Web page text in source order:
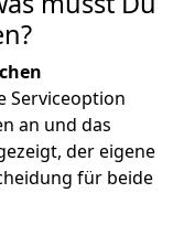
Serviceoption
an und das
der eigene
für beide